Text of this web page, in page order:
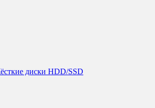
диски HDD/SSD